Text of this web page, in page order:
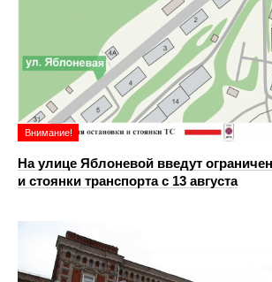
Внимание!
На улице Яблоневой введут
и стоянки транспорта с 13 августа